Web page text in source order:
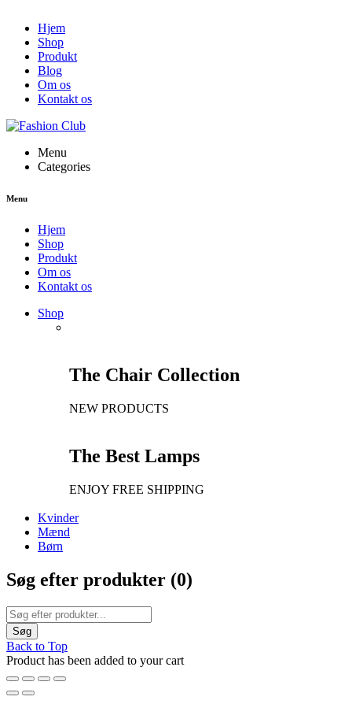
Hjem
Shop
Produkt
Blog
Om os
Kontakt os
Menu
Categories
Menu
Hjem
Shop
Produkt
Om os
Kontakt os
Shop
The Chair Collection
NEW PRODUCTS
The Best Lamps
ENJOY FREE SHIPPING
Kvinder
Mænd
Børn
Søg efter produkter (0)
Back to Top
Product has been added to your cart